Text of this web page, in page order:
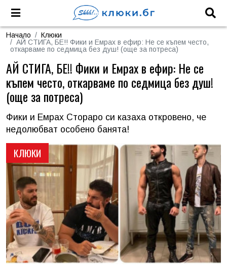
Начало
Клюки
АЙ СТИГА, БЕ!! Фики и Емрах в ефир: Не се къпем често,
откарваме по седмица без душ! (още за потреса)
КЛЮКИ
АЙ СТИГА, БЕ!! Фики и Емрах в ефир: Не се
къпем често, откарваме по седмица без душ!
(още за потреса)
Фики и Емрах Стораро си казаха откровено, че
недолюбват особено банята!